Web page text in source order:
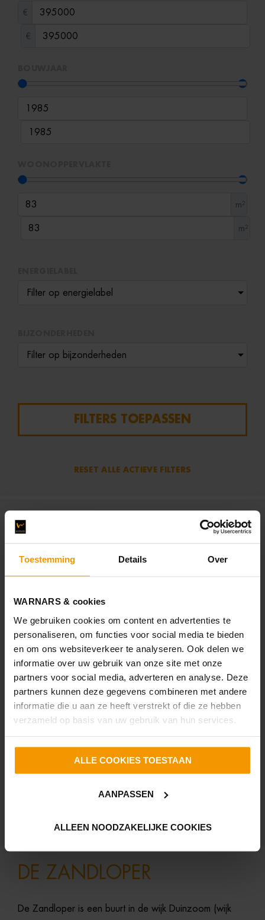
Toestemming Details Over
WARNARS & cookies
We gebruiken cookies om content en advertenties te
personaliseren, om functies voor social media te bieden
en om ons websiteverkeer te analyseren. Ook delen we
informatie over uw gebruik van onze site met onze
partners voor social media, adverteren en analyse. Deze
partners kunnen deze gegevens combineren met andere
informatie die u aan ze heeft verstrekt of die ze hebben
verzameld op basis van uw gebruik van hun services.
ALLE COOKIES TOESTAAN
AANPASSEN
ALLEEN NOODZAKELIJKE COOKIES
€
€
m²
m²
Filter op energielabel
Filter op bijzonderheden
FILTERS TOEPASSEN
RESET ALLE ACTIEVE FILTERS
TE KOOP
Watermunt 19
Julianadorp
414 m² 2 slaapkamers
DE ZANDLOPER
De Zandloper is een buurt in de wijk Duinzoom (wijk